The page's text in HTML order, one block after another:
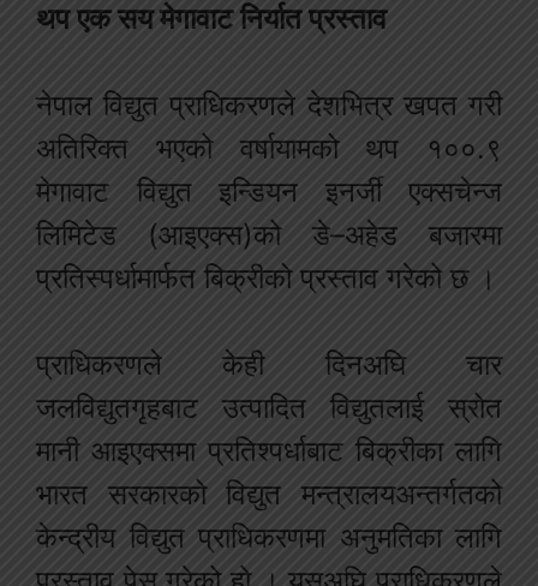
थप एक सय मेगावाट निर्यात प्रस्ताव
नेपाल विद्युत प्राधिकरणले देशभित्र खपत गरी
अतिरिक्त भएको वर्षायामको थप १००.९
मेगावाट विद्युत इन्डियन इनर्जी एक्सचेन्ज
लिमिटेड (आइएक्स)को डे–अहेड बजारमा
प्रतिस्पर्धामार्फत बिक्रीको प्रस्ताव गरेको छ ।
प्राधिकरणले केही दिनअघि चार
जलविद्युतगृहबाट उत्पादित विद्युतलाई स्रोत
मानी आइएक्समा प्रतिश्पर्धाबाट बिक्रीका लागि
भारत सरकारको विद्युत मन्त्रालयअन्तर्गतको
केन्द्रीय विद्युत प्राधिकरणमा अनुमतिका लागि